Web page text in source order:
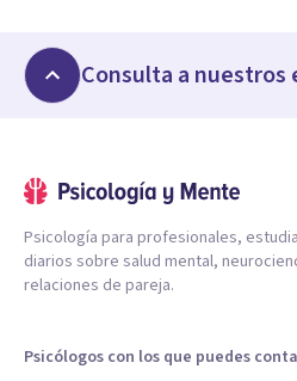
Consulta a nuestros
Psicología para profesionales,
diarios sobre salud mental,
relaciones de pareja.
Psicólogos con los que puedes